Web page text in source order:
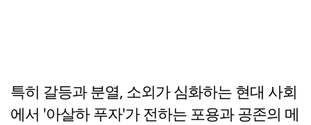
특히 갈등과 분열, 소외가 심화하는 현대 사회
에서 '아살하 푸자'가 전하는 포용과 공존의 메